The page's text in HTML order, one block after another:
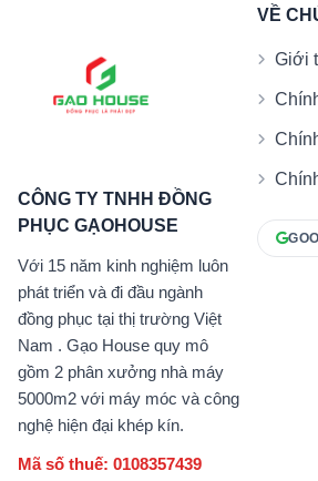
CÔNG TY TNHH ĐỒNG
PHỤC GẠOHOUSE
Với 15 năm kinh nghiệm luôn
phát triển và đi đầu ngành
đồng phục tại thị trường Việt
Nam . Gạo House quy mô
gồm 2 phân xưởng nhà máy
5000m2 với máy móc và công
nghệ hiện đại khép kín.
Mã số thuế: 0108357439
VỀ
Giới